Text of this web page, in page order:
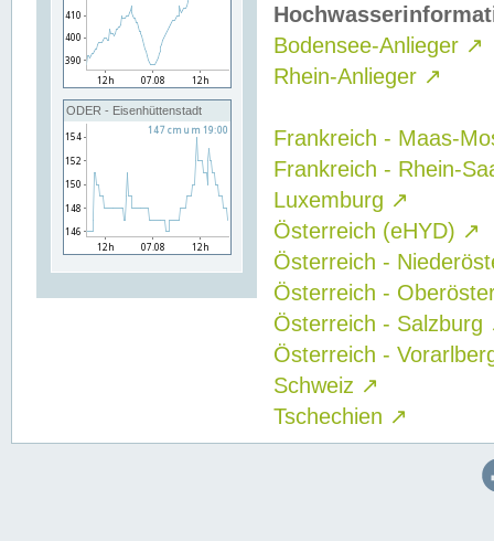
ODER - Eisenhüttenstadt
Bodensee-Anlieger ↗
Rhein-Anlieger ↗
Frankreich - Maas-
Frankreich - Rhein-
Luxemburg ↗
Österreich (eHYD) ↗
Österreich -
Österreich -
Österreich - Salzburg
Österreich -
Schweiz ↗
Tschechien ↗